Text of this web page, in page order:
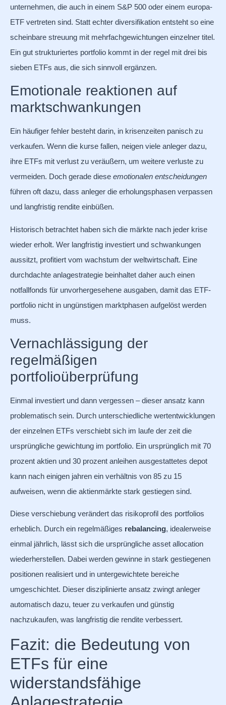
unternehmen, die auch in einem S&P 500 oder einem europa-
ETF vertreten sind. Statt echter diversifikation entsteht so eine
scheinbare streuung mit mehrfachgewichtungen einzelner titel.
Ein gut strukturiertes portfolio kommt in der regel mit drei bis
sieben ETFs aus, die sich sinnvoll ergänzen.
Emotionale reaktionen auf
marktschwankungen
Ein häufiger fehler besteht darin, in krisenzeiten panisch zu
verkaufen. Wenn die kurse fallen, neigen viele anleger dazu,
ihre ETFs mit verlust zu veräußern, um weitere verluste zu
vermeiden. Doch gerade diese emotionalen entscheidungen
führen oft dazu, dass anleger die erholungsphasen verpassen
und langfristig rendite einbüßen.
Historisch betrachtet haben sich die märkte nach jeder krise
wieder erholt. Wer langfristig investiert und schwankungen
aussitzt, profitiert vom wachstum der weltwirtschaft. Eine
durchdachte anlagestrategie beinhaltet daher auch einen
notfallfonds für unvorhergesehene ausgaben, damit das ETF-
portfolio nicht in ungünstigen marktphasen aufgelöst werden
muss.
Vernachlässigung der
regelmäßigen
portfolioüberprüfung
Einmal investiert und dann vergessen – dieser ansatz kann
problematisch sein. Durch unterschiedliche wertentwicklungen
der einzelnen ETFs verschiebt sich im laufe der zeit die
ursprüngliche gewichtung im portfolio. Ein ursprünglich mit 70
prozent aktien und 30 prozent anleihen ausgestattetes depot
kann nach einigen jahren ein verhältnis von 85 zu 15
aufweisen, wenn die aktienmärkte stark gestiegen sind.
Diese verschiebung verändert das risikoprofil des portfolios
erheblich. Durch ein regelmäßiges rebalancing, idealerweise
einmal jährlich, lässt sich die ursprüngliche asset allocation
wiederherstellen. Dabei werden gewinne in stark gestiegenen
positionen realisiert und in untergewichtete bereiche
umgeschichtet. Dieser disziplinierte ansatz zwingt anleger
automatisch dazu, teuer zu verkaufen und günstig
nachzukaufen, was langfristig die rendite verbessert.
Fazit: die Bedeutung von
ETFs für eine
widerstandsfähige